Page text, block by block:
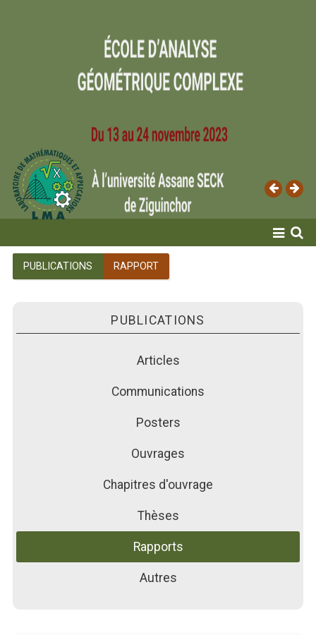
PUBLICATIONS RAPPORT
PUBLICATIONS
Articles
Communications
Posters
Ouvrages
Chapitres d'ouvrage
Thèses
Rapports
Autres